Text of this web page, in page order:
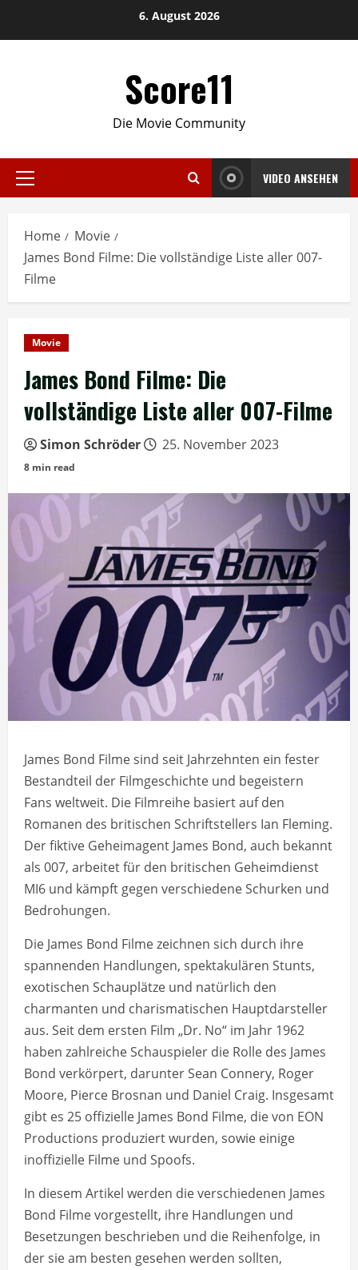
6. August 2026
Score11
Die Movie Community
Primary
VIDEO ANSEHEN
Home
Movie
James Bond Filme: Die vollständige Liste aller 007-
Filme
Movie
James Bond Filme: Die
vollständige Liste aller 007-Filme
Simon Schröder 25. November 2023
8 min read
James Bond Filme sind seit Jahrzehnten ein fester
Bestandteil der Filmgeschichte und begeistern
Fans weltweit. Die Filmreihe basiert auf den
Romanen des britischen Schriftstellers Ian Fleming.
Der fiktive Geheimagent James Bond, auch bekannt
als 007, arbeitet für den britischen Geheimdienst
MI6 und kämpft gegen verschiedene Schurken und
Bedrohungen.
Die James Bond Filme zeichnen sich durch ihre
spannenden Handlungen, spektakulären Stunts,
exotischen Schauplätze und natürlich den
charmanten und charismatischen Hauptdarsteller
aus. Seit dem ersten Film „Dr. No“ im Jahr 1962
haben zahlreiche Schauspieler die Rolle des James
Bond verkörpert, darunter Sean Connery, Roger
Moore, Pierce Brosnan und Daniel Craig. Insgesamt
gibt es 25 offizielle James Bond Filme, die von EON
Productions produziert wurden, sowie einige
inoffizielle Filme und Spoofs.
In diesem Artikel werden die verschiedenen James
Bond Filme vorgestellt, ihre Handlungen und
Besetzungen beschrieben und die Reihenfolge, in
der sie am besten gesehen werden sollten,